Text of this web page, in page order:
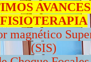
FISIOTERAPIA
magnético
(SIS)